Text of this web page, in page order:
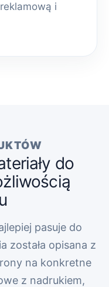
i
do
pasuje do
została opisana z
na konkretne
z nadrukiem,